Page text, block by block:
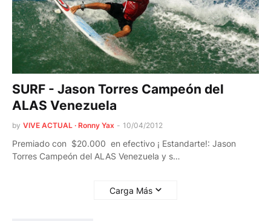
SURF - Jason Torres Campeón del
ALAS Venezuela
by VIVE ACTUAL · Ronny Yax - 10/04/2012
Premiado con $20.000 en efectivo ¡ Estandarte!: Jason
Torres Campeón del ALAS Venezuela y s…
Carga Más